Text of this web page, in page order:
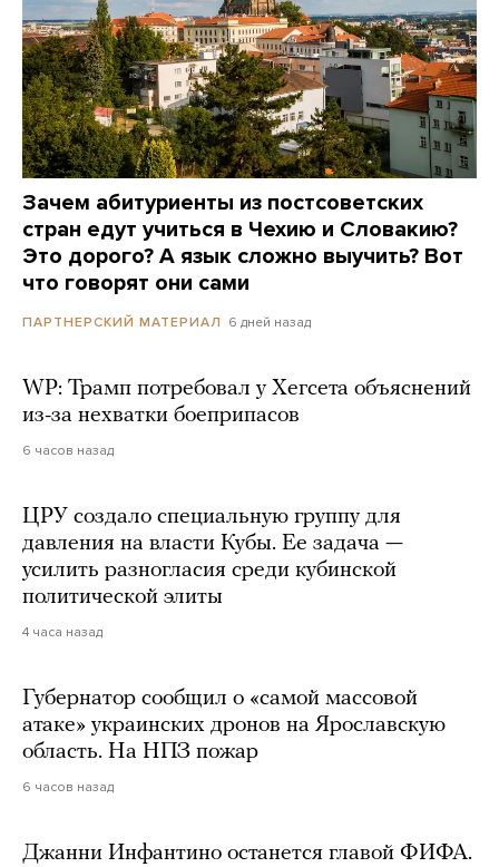
Зачем абитуриенты из постсоветских
стран едут учиться в Чехию и Словакию?
Это дорого? А язык сложно выучить? Вот
что говорят они сами
ПАРТНЕРСКИЙ МАТЕРИАЛ 6 дней назад
WP: Трамп потребовал у Хегсета объяснений
из-за нехватки боеприпасов
6 часов назад
ЦРУ создало специальную группу для
давления на власти Кубы. Ее задача —
усилить разногласия среди кубинской
политической элиты
4 часа назад
Губернатор сообщил о «самой массовой
атаке» украинских дронов на Ярославскую
область. На НПЗ пожар
6 часов назад
Джанни Инфантино останется главой ФИФА.